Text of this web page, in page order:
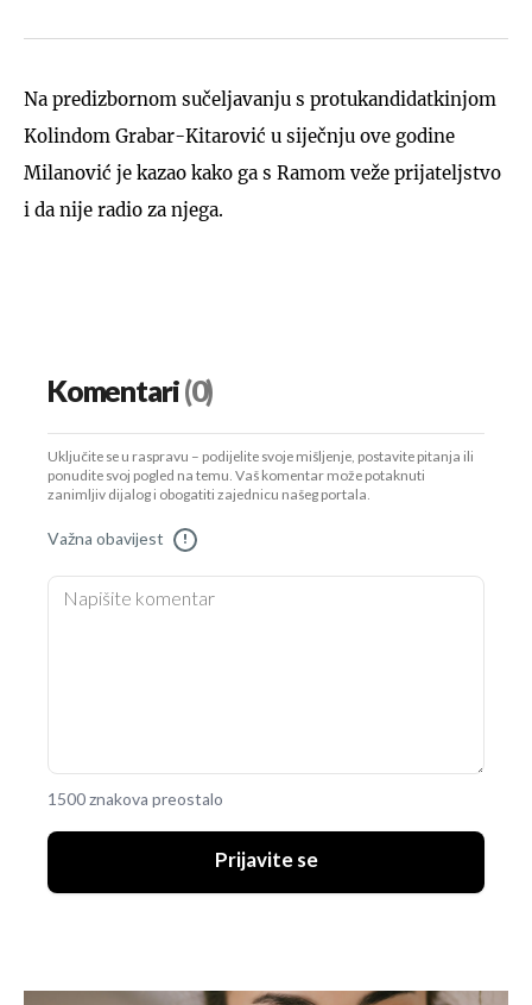
Na predizbornom sučeljavanju s protukandidatkinjom
Kolindom Grabar-Kitarović u siječnju ove godine
Milanović je kazao kako ga s Ramom veže prijateljstvo
i da nije radio za njega.
Komentari(0)
Uključite se u raspravu – podijelite svoje mišljenje, postavite pitanja ili
ponudite svoj pogled na temu. Vaš komentar može potaknuti
zanimljiv dijalog i obogatiti zajednicu našeg portala.
Važna obavijest !
1500 znakova preostalo
Prijavite se